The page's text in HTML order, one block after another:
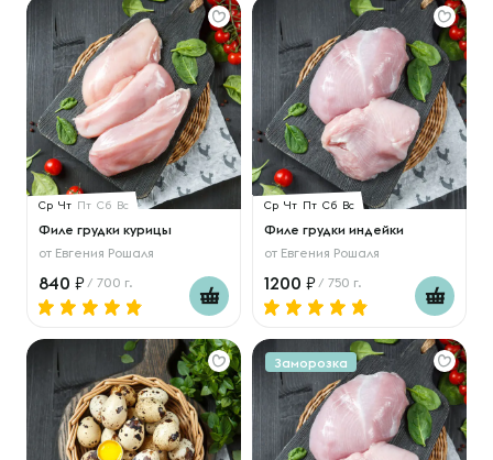
Ср Чт Пт Сб Вс
Филе грудки курицы
от Евгения Рошаля
840 / 700 г.
Ср Чт Пт Сб Вс
Филе грудки индейки
от Евгения Рошаля
1200 / 750 г.
Заморозка